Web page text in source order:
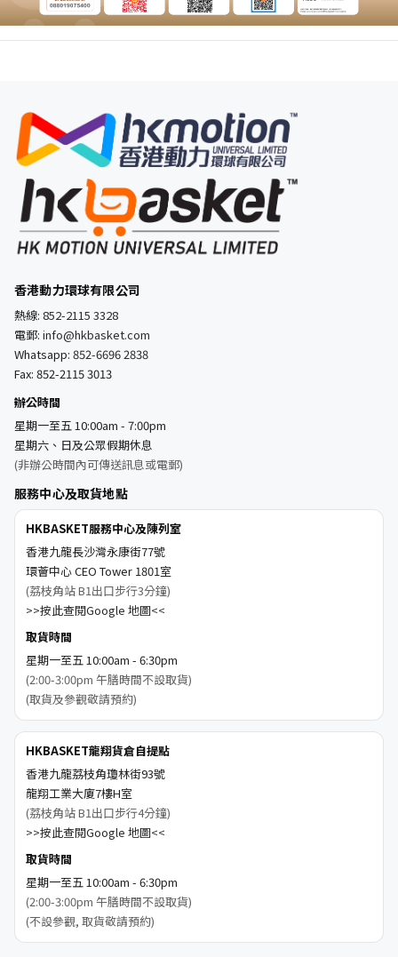
香港動力環球有限公司
熱線: 852-2115 3328
電郵: info@hkbasket.com
Whatsapp: 852-6696 2838
Fax: 852-2115 3013
辦公時間
星期一至五 10:00am - 7:00pm
星期六、日及公眾假期休息
(非辦公時間內可傳送訊息或電郵)
服務中心及取貨地點
HKBASKET服務中心及陳列室
香港九龍長沙灣永康街77號
環薈中心 CEO Tower 1801室
(荔枝角站 B1出口步行3分鐘)
>>按此查閱Google 地圖<<
取貨時間
星期一至五 10:00am - 6:30pm
(2:00-3:00pm 午膳時間不設取貨)
(取貨及參觀敬請預約)
HKBASKET龍翔貨倉自提點
香港九龍荔枝角瓊林街93號
龍翔工業大廈7樓H室
(荔枝角站 B1出口步行4分鐘)
>>按此查閱Google 地圖<<
取貨時間
星期一至五 10:00am - 6:30pm
(2:00-3:00pm 午膳時間不設取貨)
(不設參觀, 取貨敬請預約)